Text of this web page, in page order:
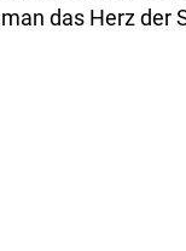
man das Herz der